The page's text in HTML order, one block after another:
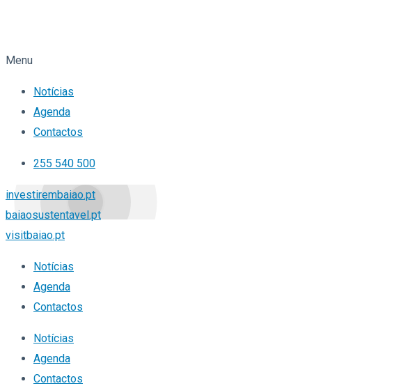
Menu
Notícias
Agenda
Contactos
255 540 500
investirembaiao.pt
baiaosustentavel.pt
visitbaiao.pt
Notícias
Agenda
Contactos
Notícias
Agenda
Contactos